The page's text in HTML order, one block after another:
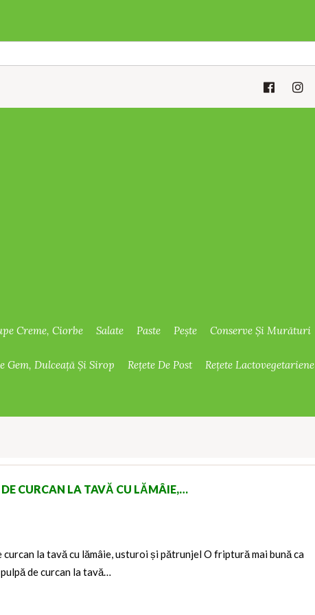
Creme, Ciorbe Salate Paste Pește Conserve Și Murături
Gem, Dulceață Și Sirop Rețete De Post Rețete Lactovegetariene
CURCAN LA TAVĂ CU LĂMÂIE,…
curcan la tavă cu lămâie, usturoi și pătrunjel O friptură mai bună ca
de curcan la tavă…